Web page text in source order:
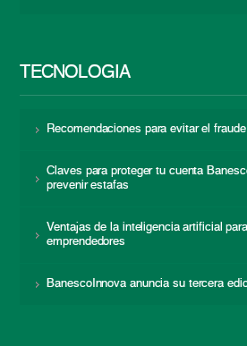
TECNOLOGÍA
Recomendaciones para evitar el
Claves para proteger tu cuenta
prevenir estafas
Ventajas de la inteligencia artificial
emprendedores
BanescoInnova anuncia su tercera